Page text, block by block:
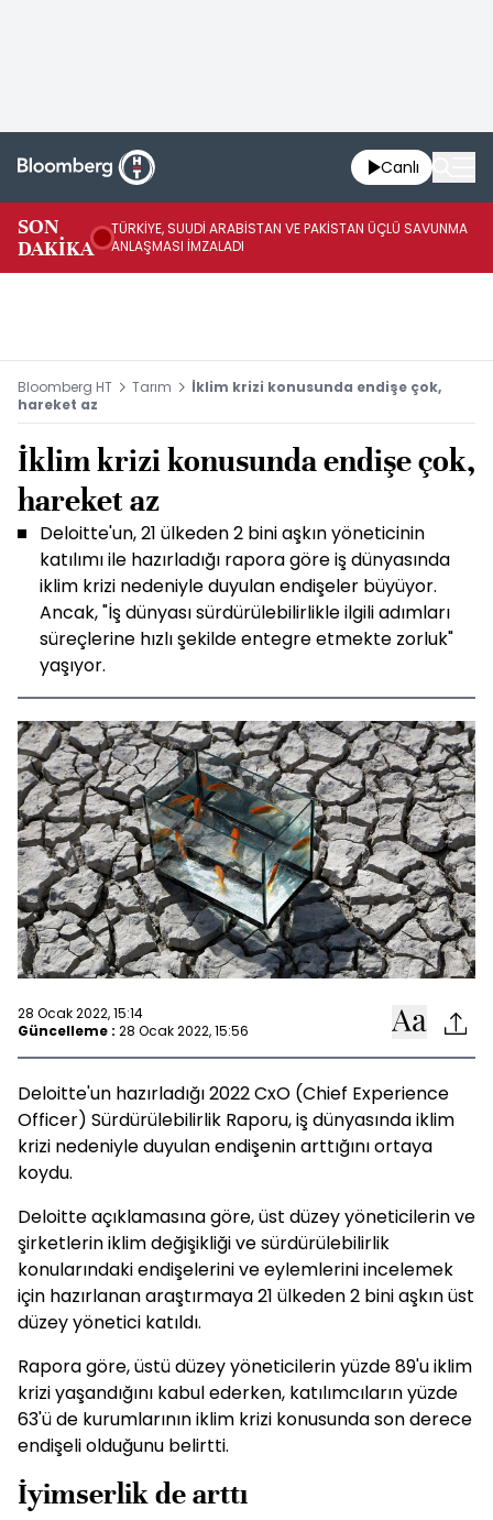
Canlı
SON
DAKİKA
TÜRKİYE, SUUDİ ARABİSTAN VE PAKİSTAN ÜÇLÜ SAVUNMA
ANLAŞMASI İMZALADI
Bloomberg HT Tarım
İklim krizi konusunda endişe çok,
hareket az
İklim krizi konusunda endişe çok,
hareket az
Deloitte'un, 21 ülkeden 2 bini aşkın yöneticinin
katılımı ile hazırladığı rapora göre iş dünyasında
iklim krizi nedeniyle duyulan endişeler büyüyor.
Ancak, "İş dünyası sürdürülebilirlikle ilgili adımları
süreçlerine hızlı şekilde entegre etmekte zorluk"
yaşıyor.
28 Ocak 2022, 15:14
Güncelleme : 28 Ocak 2022, 15:56
Deloitte'un hazırladığı 2022 CxO (Chief Experience
Officer) Sürdürülebilirlik Raporu, iş dünyasında iklim
krizi nedeniyle duyulan endişenin arttığını ortaya
koydu.
Deloitte açıklamasına göre, üst düzey yöneticilerin ve
şirketlerin iklim değişikliği ve sürdürülebilirlik
konularındaki endişelerini ve eylemlerini incelemek
için hazırlanan araştırmaya 21 ülkeden 2 bini aşkın üst
düzey yönetici katıldı.
Rapora göre, üstü düzey yöneticilerin yüzde 89'u iklim
krizi yaşandığını kabul ederken, katılımcıların yüzde
63'ü de kurumlarının iklim krizi konusunda son derece
endişeli olduğunu belirtti.
İyimserlik de arttı